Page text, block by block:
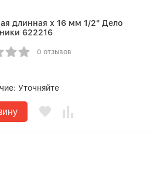
длинная х 16 мм 1/2" Дело
622216
0 отзывов
Уточняйте